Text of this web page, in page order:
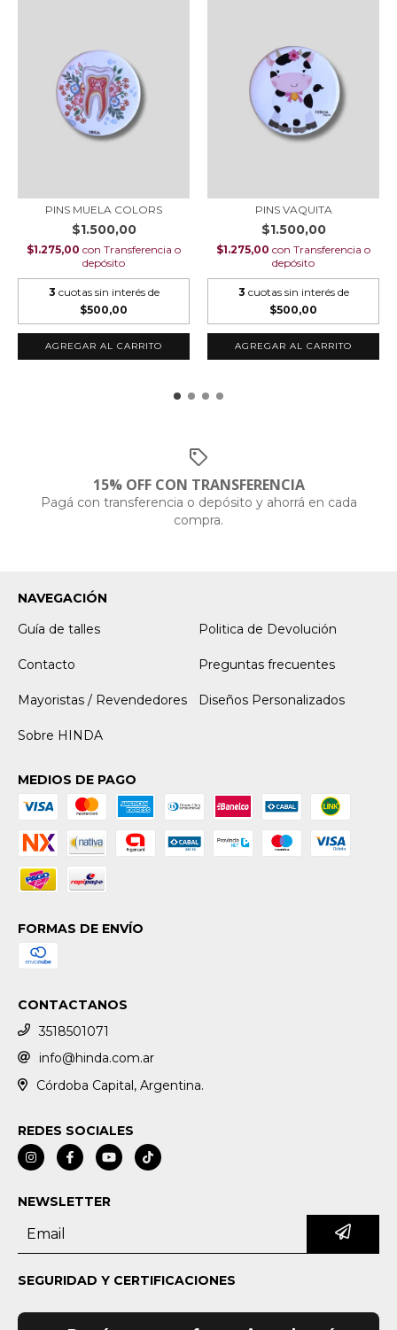
PINS MUELA COLORS
$1.500,00
$1.275,00 con Transferencia o
depósito
3 cuotas sin interés de
$500,00
PINS VAQUITA
$1.500,00
$1.275,00 con Transferencia o
depósito
3 cuotas sin interés de
$500,00
15% OFF CON TRANSFERENCIA
Pagá con transferencia o depósito y ahorrá en cada
compra.
NAVEGACIÓN
Guía de talles
Politica de Devolución
Contacto Preguntas frecuentes
Mayoristas / Revendedores Diseños Personalizados
Sobre HINDA
MEDIOS DE PAGO
FORMAS DE ENVÍO
CONTACTANOS
3518501071
info@hinda.com.ar
Córdoba Capital, Argentina.
REDES SOCIALES
NEWSLETTER
SEGURIDAD Y CERTIFICACIONES